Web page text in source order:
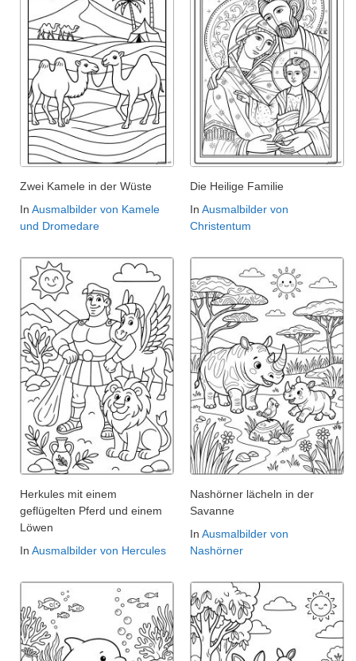
Zwei Kamele in der Wüste
In Ausmalbilder von Kamele
und Dromedare
Die Heilige Familie
In Ausmalbilder von
Christentum
Herkules mit einem
geflügelten Pferd und einem
Löwen
In Ausmalbilder von Hercules
Nashörner lächeln in der
Savanne
In Ausmalbilder von
Nashörner